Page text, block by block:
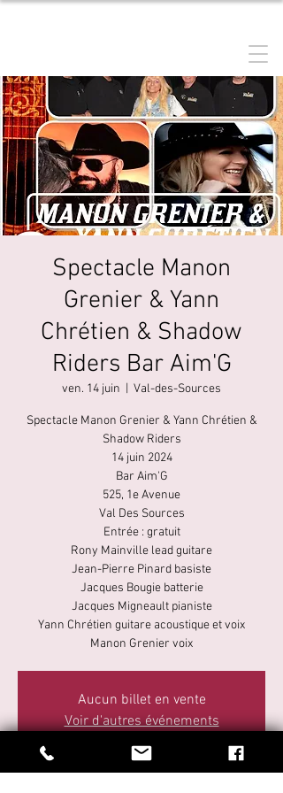
Spectacle Manon
Grenier & Yann
Chrétien & Shadow
Riders Bar Aim'G
ven. 14 juin Val-des-Sources
Spectacle Manon Grenier & Yann Chrétien &
Shadow Riders
14 juin 2024
Bar Aim'G
525, 1e Avenue
Val Des Sources
Entrée : gratuit
Rony Mainville lead guitare
Jean-Pierre Pinard basiste
Jacques Bougie batterie
Jacques Migneault pianiste
Yann Chrétien guitare acoustique et voix
Manon Grenier voix
Aucun billet en vente
Voir d'autres événements